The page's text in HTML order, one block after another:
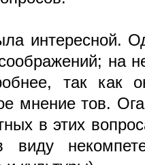
интересной.
на
так как
мнение тов.
в этих